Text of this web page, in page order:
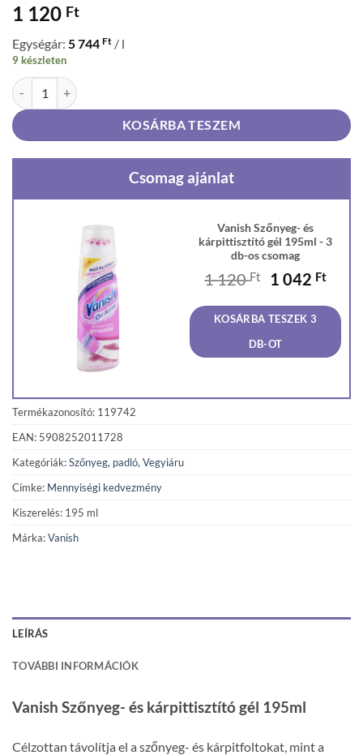
1 120 Ft
Egységár: 5 744 Ft / l
9 készleten
Vanish Szőnyeg- és kárpittisztító gél 195ml mennyiség
KOSÁRBA TESZEM
Csomag ajánlat
Vanish Szőnyeg- és
kárpittisztító gél 195ml - 3
db-os csomag
1 120Ft
Original
was:
1
120 Ft.
1 042 Ft
is:
042
KOSÁRBA TESZEK 3
DB-OT
Termékazonosító: 119742
EAN: 5908252011728
Kategóriák:Szőnyeg, padló, Vegyiáru
Címke: Mennyiségi kedvezmény
Kiszerelés: 195 ml
Márka:Vanish
LEÍRÁS
TOVÁBBI INFORMÁCIÓK
Vanish Szőnyeg- és kárpittisztító gél 195ml
Célzottan távolítja el a szőnyeg- és kárpitfoltokat, mint a